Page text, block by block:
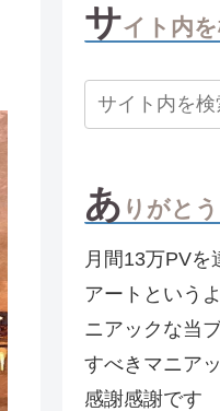
サイト内
あ りがと
月間13万PVを
アートという
ニアックな当
すべきマニア
感謝感謝です